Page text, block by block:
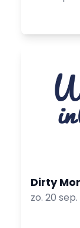
Dirty
zo. 20